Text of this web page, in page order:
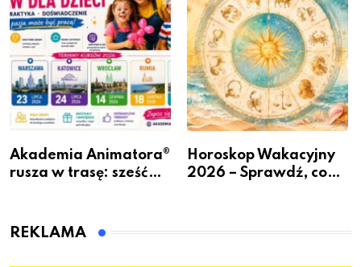
ogrodzenie
Akademia Animatora®
rusza w trasę: sześć
przed jesienią
Horoskop Wakacyjny
2026 – Sprawdź, co
REKLAMA